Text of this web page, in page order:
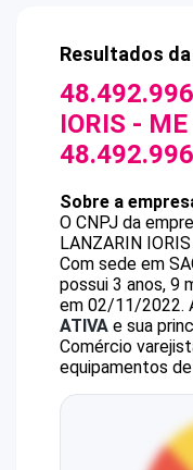
Resultados
IORIS - ME
Sobre a
O CNPJ da
LANZARIN
Com sede em
possui 3 anos, 9
em 02/11/2022.
ATIVA e sua
Comércio
equipamentos